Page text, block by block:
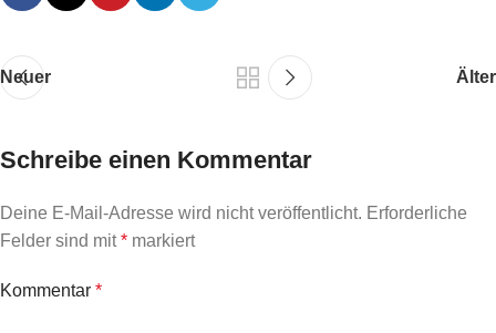
Neuer Älter
Schreibe einen Kommentar
Deine E-Mail-Adresse wird nicht veröffentlicht. Erforderliche
Felder sind mit* markiert
Kommentar *